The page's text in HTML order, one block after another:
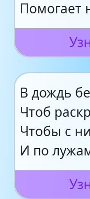
Помогает
В дождь
Чтоб
Чтобы с
И по